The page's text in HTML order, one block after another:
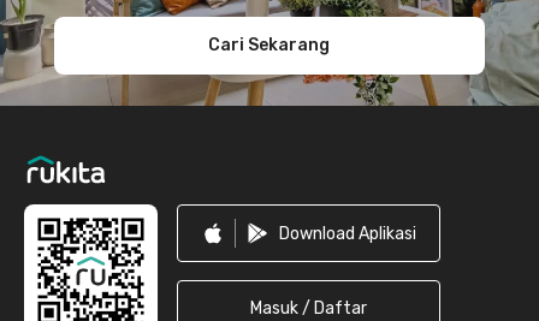
Cari Sekarang
Download Aplikasi
Masuk / Daftar